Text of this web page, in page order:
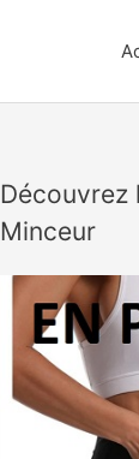
Découvrez
Minceur